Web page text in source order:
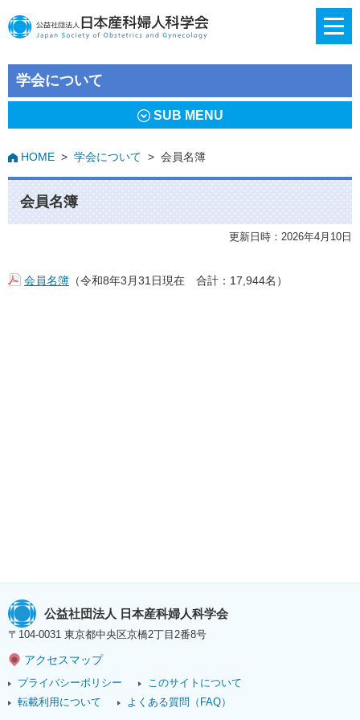
学会について
SUB MENU
HOME > 学会について > 会員名簿
会員名簿
更新日時：2026年4月10日
会員名簿 （令和8年3月31日現在 合計：17,944名）
公益社団法人 日本産科婦人科学会
〒104-0031 東京都中央区京橋2丁目2番8号
アクセスマップ
プライバシーポリシー
このサイトについて
転載利用について
よくある質問（FAQ）